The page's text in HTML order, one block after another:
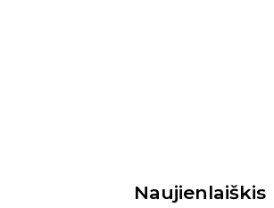
Naujienlaiškis